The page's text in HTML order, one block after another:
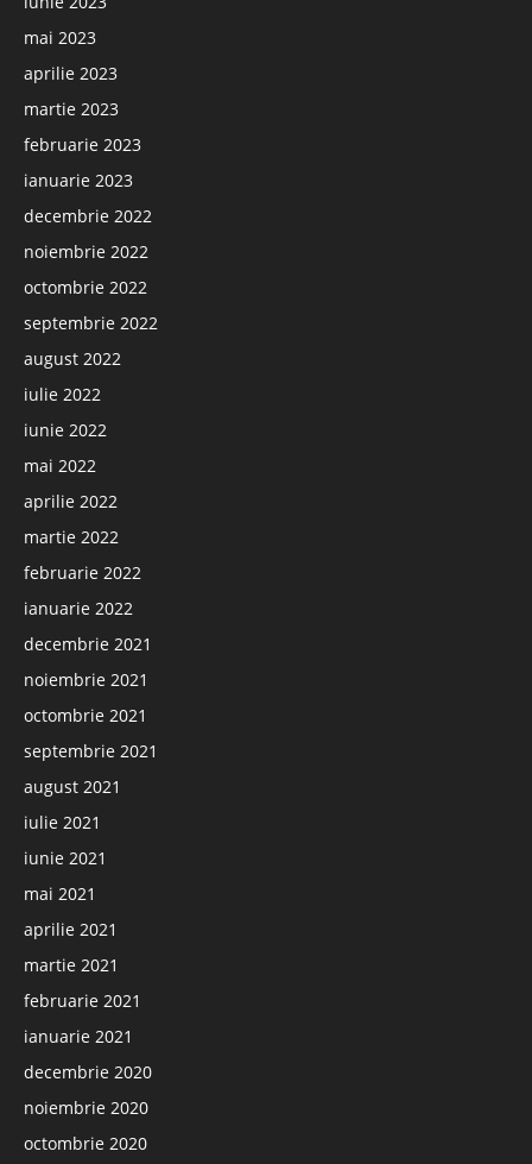
mai 2023
aprilie 2023
martie 2023
februarie 2023
ianuarie 2023
decembrie 2022
noiembrie 2022
octombrie 2022
septembrie 2022
august 2022
iulie 2022
iunie 2022
mai 2022
aprilie 2022
martie 2022
februarie 2022
ianuarie 2022
decembrie 2021
noiembrie 2021
octombrie 2021
septembrie 2021
august 2021
iulie 2021
iunie 2021
mai 2021
aprilie 2021
martie 2021
februarie 2021
ianuarie 2021
decembrie 2020
noiembrie 2020
octombrie 2020